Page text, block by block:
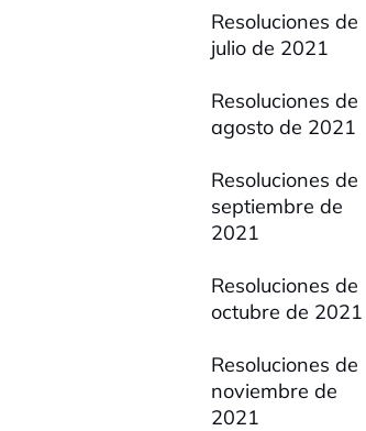
Resoluciones de
julio de 2021
Resoluciones de
agosto de 2021
Resoluciones de
septiembre de
2021
Resoluciones de
octubre de 2021
Resoluciones de
noviembre de
2021